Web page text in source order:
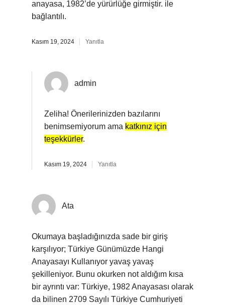
anayasa, 1982’de yürürlüğe girmiştir. ile
bağlantılı.
Kasım 19, 2024 Yanıtla
admin
Zeliha! Önerilerinizden bazılarını
benimsemiyorum ama katkınız için
teşekkürler.
Kasım 19, 2024 Yanıtla
Ata
Okumaya başladığınızda sade bir giriş
karşılıyor; Türkiye Günümüzde Hangi
Anayasayı Kullanıyor yavaş yavaş
şekilleniyor. Bunu okurken not aldığım kısa
bir ayrıntı var: Türkiye, 1982 Anayasası olarak
da bilinen 2709 Sayılı Türkiye Cumhuriyeti